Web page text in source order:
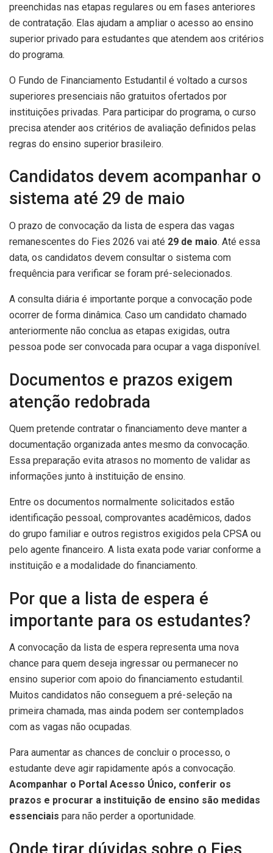
preenchidas nas etapas regulares ou em fases anteriores
de contratação. Elas ajudam a ampliar o acesso ao ensino
superior privado para estudantes que atendem aos critérios
do programa.
O Fundo de Financiamento Estudantil é voltado a cursos
superiores presenciais não gratuitos ofertados por
instituições privadas. Para participar do programa, o curso
precisa atender aos critérios de avaliação definidos pelas
regras do ensino superior brasileiro.
Candidatos devem acompanhar o
sistema até 29 de maio
O prazo de convocação da lista de espera das vagas
remanescentes do Fies 2026 vai até 29 de maio. Até essa
data, os candidatos devem consultar o sistema com
frequência para verificar se foram pré-selecionados.
A consulta diária é importante porque a convocação pode
ocorrer de forma dinâmica. Caso um candidato chamado
anteriormente não conclua as etapas exigidas, outra
pessoa pode ser convocada para ocupar a vaga disponível.
Documentos e prazos exigem
atenção redobrada
Quem pretende contratar o financiamento deve manter a
documentação organizada antes mesmo da convocação.
Essa preparação evita atrasos no momento de validar as
informações junto à instituição de ensino.
Entre os documentos normalmente solicitados estão
identificação pessoal, comprovantes acadêmicos, dados
do grupo familiar e outros registros exigidos pela CPSA ou
pelo agente financeiro. A lista exata pode variar conforme a
instituição e a modalidade do financiamento.
Por que a lista de espera é
importante para os estudantes?
A convocação da lista de espera representa uma nova
chance para quem deseja ingressar ou permanecer no
ensino superior com apoio do financiamento estudantil.
Muitos candidatos não conseguem a pré-seleção na
primeira chamada, mas ainda podem ser contemplados
com as vagas não ocupadas.
Para aumentar as chances de concluir o processo, o
estudante deve agir rapidamente após a convocação.
Acompanhar o Portal Acesso Único, conferir os
prazos e procurar a instituição de ensino são medidas
essenciais para não perder a oportunidade.